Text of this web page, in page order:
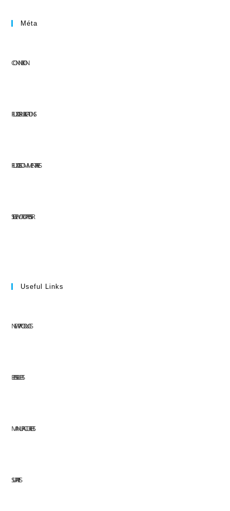
Méta
CONNEXION
FLUX DES PUBLICATIONS
FLUX DES COMMENTAIRES
SITE DE WORDPRESS-FR
Useful Links
NEW PRODUCTS
BEST SELLERS
MANUFACTURERS
SUPPLIES